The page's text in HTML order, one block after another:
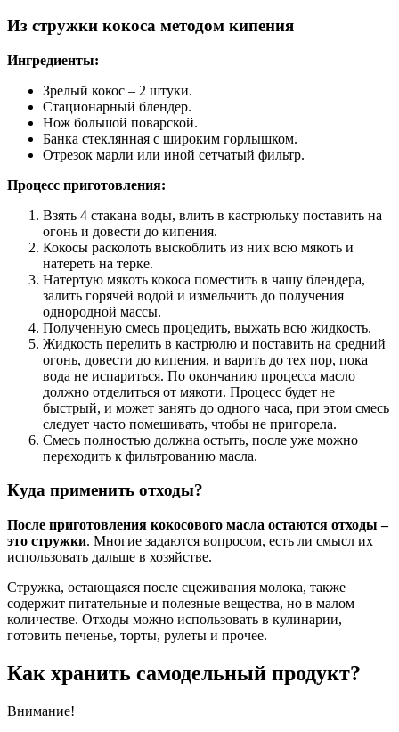
Из стружки кокоса методом кипения
Ингредиенты:
Зрелый кокос – 2 штуки.
Стационарный блендер.
Нож большой поварской.
Банка стеклянная с широким горлышком.
Отрезок марли или иной сетчатый фильтр.
Процесс приготовления:
Взять 4 стакана воды, влить в кастрюльку поставить на
огонь и довести до кипения.
Кокосы расколоть выскоблить из них всю мякоть и
натереть на терке.
Натертую мякоть кокоса поместить в чашу блендера,
залить горячей водой и измельчить до получения
однородной массы.
Полученную смесь процедить, выжать всю жидкость.
Жидкость перелить в кастрюлю и поставить на средний
огонь, довести до кипения, и варить до тех пор, пока
вода не испариться. По окончанию процесса масло
должно отделиться от мякоти. Процесс будет не
быстрый, и может занять до одного часа, при этом смесь
следует часто помешивать, чтобы не пригорела.
Смесь полностью должна остыть, после уже можно
переходить к фильтрованию масла.
Куда применить отходы?
После приготовления кокосового масла остаются отходы –
это стружки. Многие задаются вопросом, есть ли смысл их
использовать дальше в хозяйстве.
Стружка, остающаяся после сцеживания молока, также
содержит питательные и полезные вещества, но в малом
количестве. Отходы можно использовать в кулинарии,
готовить печенье, торты, рулеты и прочее.
Как хранить самодельный продукт?
Внимание!